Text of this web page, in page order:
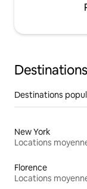
Destinations
New York
Florence